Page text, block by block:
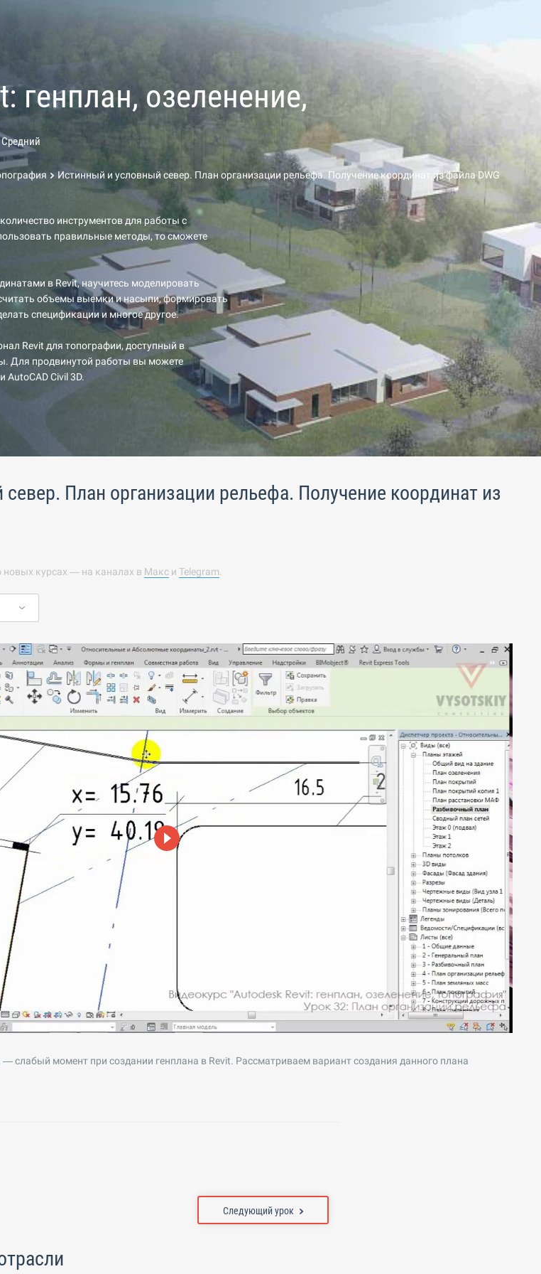
генплан, озеленение,
Средний
Истинный и условный север. План организации рельефа. Получение координат из файла DWG
инструментов для работы с
правильные методы, то сможете
в Revit, научитесь моделировать
объемы выемки и насыпи, формировать
спецификации и многое другое.
Revit для топографии, доступный в
Для продвинутой работы вы можете
AutoCAD Civil 3D.
План организации рельефа. Получение координат из
курсах — на каналах в Макс и Telegram
слабый момент при создании генплана в Revit. Рассматриваем вариант создания данного плана
Следующий урок